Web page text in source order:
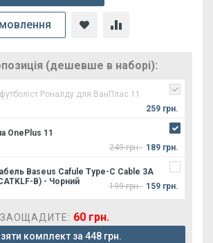
(дешевше в наборі):
Роналду для ВанПлас 11
259 грн.
OnePlus 11
249 грн. 189 грн.
Baseus Cafule Type-C Cable 3A
B) - Чорний
199 грн. 159 грн.
ЗАОЩАДИТЕ: 60 грн.
комплект за 448 грн.